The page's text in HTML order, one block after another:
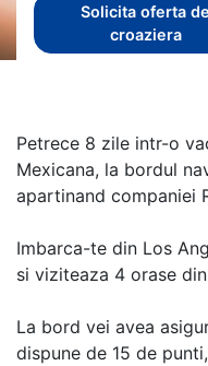
Solicita oferta de
croaziera
Petrece 8 zile intr-o
Mexicana, la bordul
apartinand companiei
Imbarca-te din Los
si viziteaza 4 orase
La bord vei avea
dispune de 15 de